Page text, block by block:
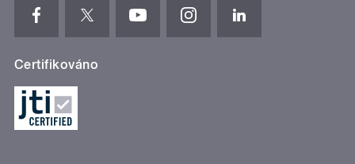
Certifikováno